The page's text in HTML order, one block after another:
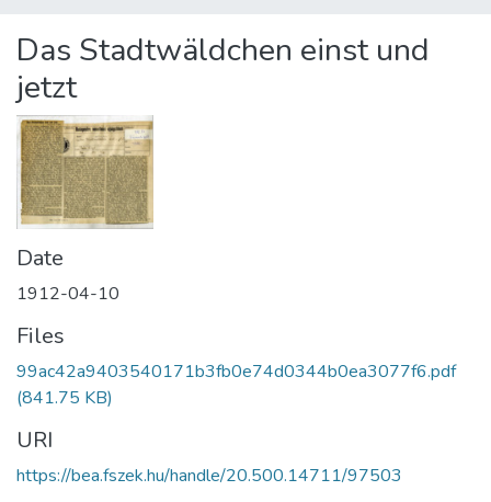
About us
Das Stadtwäldchen einst und
jetzt
Date
1912-04-10
Files
99ac42a9403540171b3fb0e74d0344b0ea3077f6.pdf
(841.75 KB)
URI
https://bea.fszek.hu/handle/20.500.14711/97503